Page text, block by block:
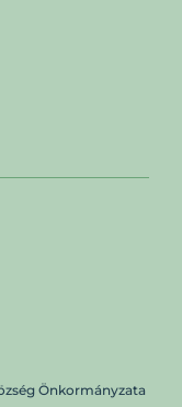
Önkormányzata